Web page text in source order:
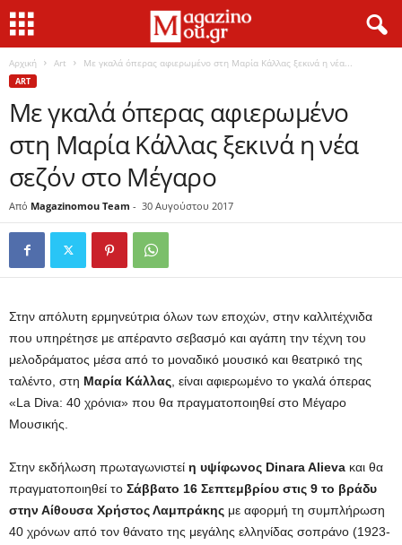
Αρχική Art Mε γκαλά όπερας αφιερωμένο στη Μαρία Κάλλας ξεκινά η νέα...
ART
Mε γκαλά όπερας αφιερωμένο
στη Μαρία Κάλλας ξεκινά η νέα
σεζόν στο Μέγαρο
Από Magazinomou Team - 30 Αυγούστου 2017
Στην απόλυτη ερμηνεύτρια όλων των εποχών, στην καλλιτέχνιδα
που υπηρέτησε με απέραντο σεβασμό και αγάπη την τέχνη του
μελοδράματος μέσα από το μοναδικό μουσικό και θεατρικό της
ταλέντο, στη Μαρία Κάλλας , είναι αφιερωμένο το γκαλά όπερας
«La Diva: 40 χρόνια» που θα πραγματοποιηθεί στο Μέγαρο
Μουσικής.
Στην εκδήλωση πρωταγωνιστεί η υψίφωνος Dinara Alieva και θα
πραγματοποιηθεί το Σάββατο 16 Σεπτεμβρίου στις 9 το βράδυ
στην Αίθουσα Χρήστος Λαμπράκης με αφορμή τη συμπλήρωση
40 χρόνων από τον θάνατο της μεγάλης ελληνίδας σοπράνο (1923-